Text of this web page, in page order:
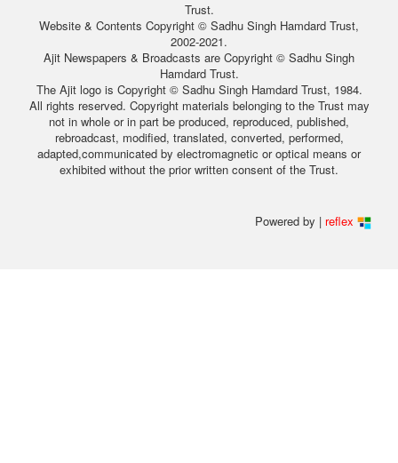
Trust.
Website & Contents Copyright © Sadhu Singh Hamdard Trust,
2002-2021.
Ajit Newspapers & Broadcasts are Copyright © Sadhu Singh
Hamdard Trust.
The Ajit logo is Copyright © Sadhu Singh Hamdard Trust, 1984.
All rights reserved. Copyright materials belonging to the Trust may
not in whole or in part be produced, reproduced, published,
rebroadcast, modified, translated, converted, performed,
adapted,communicated by electromagnetic or optical means or
exhibited without the prior written consent of the Trust.
Powered by | reflex